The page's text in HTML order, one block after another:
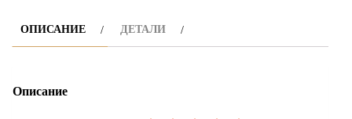
ОПИСАНИЕ ДЕТАЛИ
Описание